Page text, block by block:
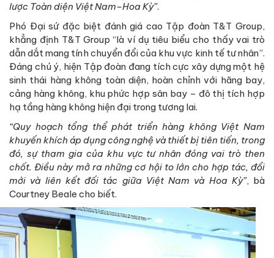
lược Toàn diện Việt Nam–Hoa Kỳ”.
Phó Đại sứ đặc biệt đánh giá cao Tập đoàn T&T Group,
khẳng định T&T Group “là ví dụ tiêu biểu cho thấy vai trò
dẫn dắt mang tính chuyển đổi của khu vực kinh tế tư nhân”.
Đáng chú ý, hiện Tập đoàn đang tích cực xây dựng một hệ
sinh thái hàng không toàn diện, hoàn chỉnh với hãng bay,
cảng hàng không, khu phức hợp sân bay – đô thị tích hợp
hạ tầng hàng không hiện đại trong tương lai.
“Quy hoạch tổng thể phát triển hàng không Việt Nam
khuyến khích áp dụng công nghệ và thiết bị tiên tiến, trong
đó, sự tham gia của khu vực tư nhân đóng vai trò then
chốt. Điều này mở ra những cơ hội to lớn cho hợp tác, đổi
mới và liên kết đối tác giữa Việt Nam và Hoa Kỳ”, bà
Courtney Beale cho biết.